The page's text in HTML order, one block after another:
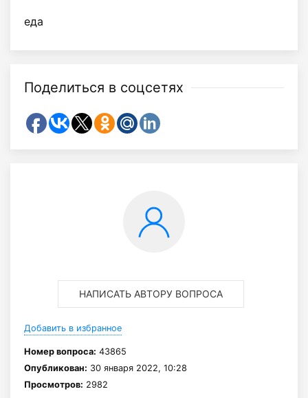
еда
Поделиться в соцсетях
НАПИСАТЬ АВТОРУ ВОПРОСА
Добавить в избранное
Номер вопроса: 43865
Опубликован: 30 января 2022, 10:28
Просмотров: 2982